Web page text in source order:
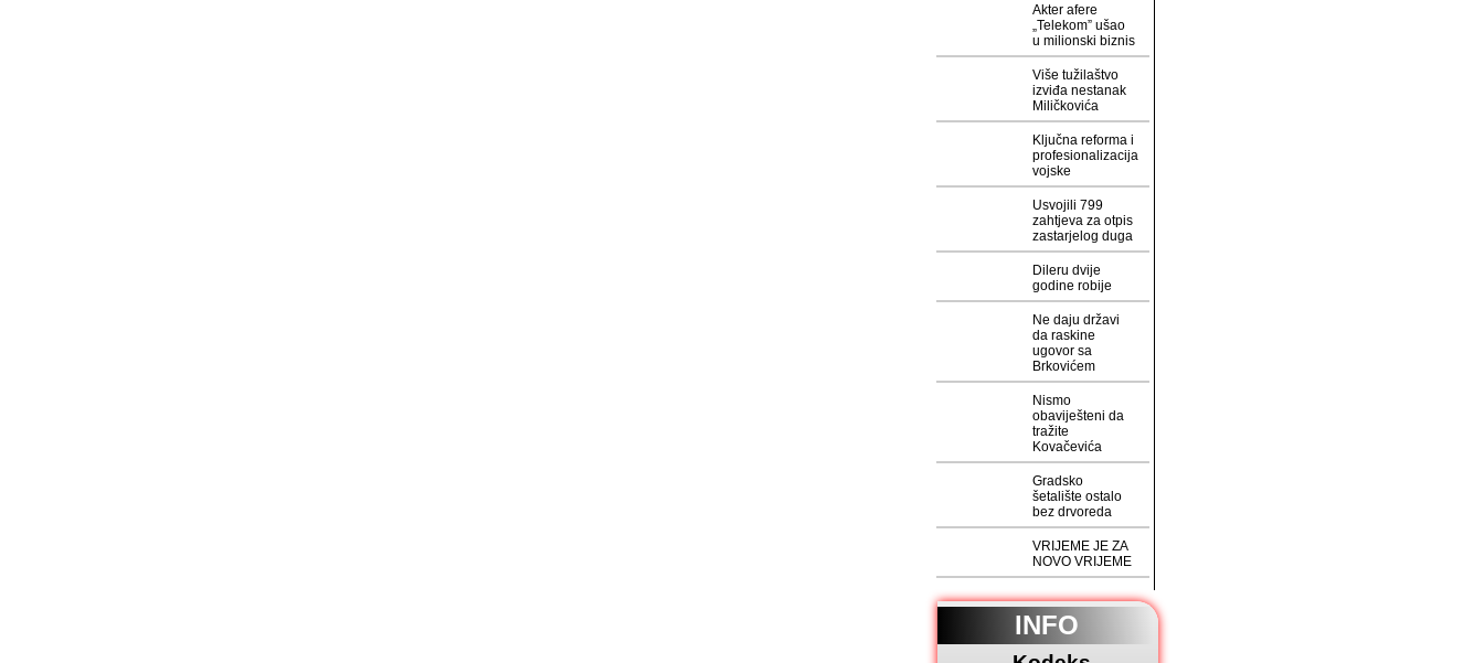
Akter afere
„Telekom” ušao
u milionski biznis
Više tužilaštvo
izviđa nestanak
Miličkovića
Ključna reforma i
profesionalizacija
vojske
Usvojili 799
zahtjeva za otpis
zastarjelog duga
Dileru dvije
godine robije
Ne daju državi
da raskine
ugovor sa
Brkovićem
Nismo
obaviješteni da
tražite
Kovačevića
Gradsko
šetalište ostalo
bez drvoreda
VRIJEME JE ZA
NOVO VRIJEME
INFO